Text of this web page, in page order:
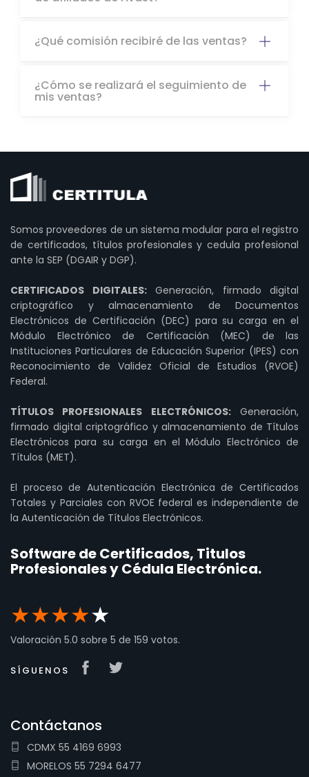
¿Qué comisión recibiré de las ventas?
¿Cómo se realizará el seguimiento de
mis ventas?
Somos proveedores de un sistema modular para el registro
de certificados, títulos profesionales y cedula profesional
ante la SEP (DGAIR y DGP).
CERTIFICADOS DIGITALES:Generación, firmado digital
criptográfico y almacenamiento de Documentos
Electrónicos de Certificación (DEC) para su carga en el
Módulo Electrónico de Certificación (MEC) de las
Instituciones Particulares de Educación Superior (IPES) con
Reconocimiento de Validez Oficial de Estudios (RVOE)
Federal.
TÍTULOS PROFESIONALES ELECTRÓNICOS:Generación,
firmado digital criptográfico y almacenamiento de Títulos
Electrónicos para su carga en el Módulo Electrónico de
Títulos (MET).
El proceso de Autenticación Electrónica de Certificados
Totales y Parciales con RVOE federal es independiente de
la Autenticación de Títulos Electrónicos.
Software de Certificados, Titulos
Profesionales y Cédula Electrónica.
★★★★★
Valoración 5.0 sobre 5 de 159 votos.
SÍGUENOS
Contáctanos
CDMX 55 4169 6993
MORELOS 55 7294 6477